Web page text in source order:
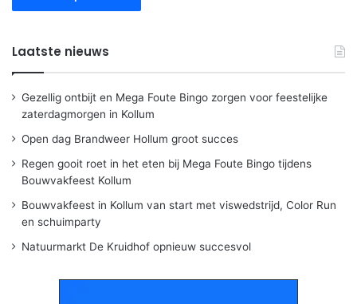
Laatste nieuws
Gezellig ontbijt en Mega Foute Bingo zorgen voor feestelijke
zaterdagmorgen in Kollum
Open dag Brandweer Hollum groot succes
Regen gooit roet in het eten bij Mega Foute Bingo tijdens
Bouwvakfeest Kollum
Bouwvakfeest in Kollum van start met viswedstrijd, Color Run
en schuimparty
Natuurmarkt De Kruidhof opnieuw succesvol